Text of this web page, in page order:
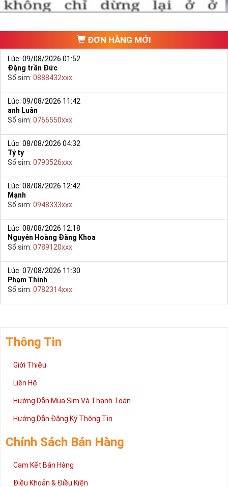
ĐƠN HÀNG MỚI
Lúc: 09/08/2026 01:52
Đặng trần Đức
Số sim: 0888432xxx
Lúc: 09/08/2026 11:42
anh Luân
Số sim: 0766550xxx
Lúc: 08/08/2026 04:32
Tý ty
Số sim: 0793526xxx
Lúc: 08/08/2026 12:42
Mạnh
Số sim: 0948333xxx
Lúc: 08/08/2026 12:18
Nguyễn Hoàng Đăng Khoa
Số sim: 0789120xxx
Lúc: 07/08/2026 11:30
Phạm Thinh
Số sim: 0782314xxx
Thông Tin
Giới Thiệu
Liên Hệ
Hướng Dẫn Mua Sim Và Thanh Toán
Hướng Dẫn Đăng Ký Thông Tin
Chính Sách Bán Hàng
Cam Kết Bán Hàng
Điều Khoản & Điều Kiện